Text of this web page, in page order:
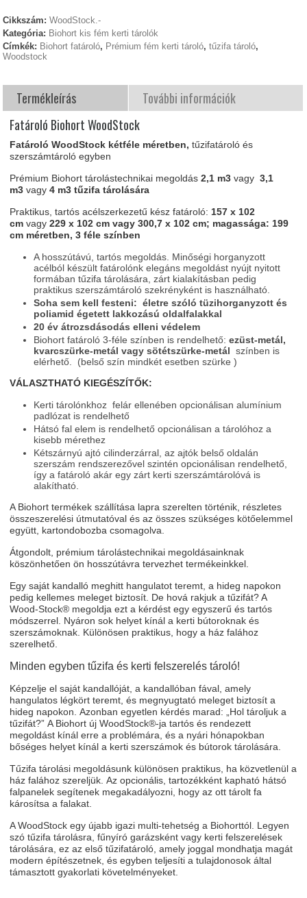
Cikkszám:WoodStock.-
Kategória: Biohort kis fém kerti tárolók
Címkék: Biohort fatároló, Prémium fém kerti tároló,tűzifa tároló,
Woodstock
Termékleírás
További információk
Fatároló Biohort WoodStock
Fatároló WoodStock kétféle méretben,tűzifatároló és
szerszámtároló egyben
Prémium Biohort tárolástechnikai megoldás2,1 m3 vagy3,1
m3vagy 4 m3 tűzifa tárolására
Praktikus, tartós acélszerkezetű kész fatároló: 157 x 102
cm vagy229 x 102 cm vagy 300,7 x 102 cm; magassága: 199
cm méretben, 3 féle színben
A hosszútávú, tartós megoldás. Minőségi horganyzott
acélból készült fatárolónk elegáns megoldást nyújt nyitott
formában tűzifa tárolására, zárt kialakításban pedig
praktikus szerszámtároló szekrényként is használható.
Soha sem kell festeni: életre szóló tüzihorganyzott és
poliamid égetett lakkozású oldalfalakkal
20 év átrozsdásodás elleni védelem
Biohort fatároló 3-féle színben is rendelhető: ezüst-metál,
kvarcszürke-metál vagy sötétszürke-metál színben is
elérhető. (belső szín mindkét esetben szürke )
VÁLASZTHATÓ KIEGÉSZÍTŐK:
Kerti tárolónkhoz felár ellenében opcionálisan alumínium
padlózat is rendelhető
Hátsó fal elem is rendelhető opcionálisan a tárolóhoz a
kisebb mérethez
Kétszárnyú ajtó cilinderzárral, az ajtók belső oldalán
szerszám rendszerezővel szintén opcionálisan rendelhető,
így a fatároló akár egy zárt kerti szerszámtárolóvá is
alakítható.
A Biohort termékek szállítása lapra szerelten történik, részletes
összeszerelési útmutatóval és az összes szükséges kötőelemmel
együtt, kartondobozba csomagolva.
Átgondolt, prémium tárolástechnikai megoldásainknak
köszönhetően ön hosszútávra tervezhet termékeinkkel.
Egy saját kandalló meghitt hangulatot teremt, a hideg napokon
pedig kellemes meleget biztosít. De hová rakjuk a tűzifát? A
Wood-Stock® megoldja ezt a kérdést egy egyszerű és tartós
módszerrel. Nyáron sok helyet kínál a kerti bútoroknak és
szerszámoknak. Különösen praktikus, hogy a ház falához
szerelhető.
Minden egyben tűzifa és kerti felszerelés tároló!
Képzelje el saját kandallóját, a kandallóban fával, amely
hangulatos légkört teremt, és megnyugtató meleget biztosít a
hideg napokon. Azonban egyetlen kérdés marad: „Hol tároljuk a
tűzifát?” A Biohort új WoodStock®-ja tartós és rendezett
megoldást kínál erre a problémára, és a nyári hónapokban
bőséges helyet kínál a kerti szerszámok és bútorok tárolására.
Tűzifa tárolási megoldásunk különösen praktikus, ha közvetlenül a
ház falához szereljük. Az opcionális, tartozékként kapható hátsó
falpanelek segítenek megakadályozni, hogy az ott tárolt fa
károsítsa a falakat.
A WoodStock egy újabb igazi multi-tehetség a Biohorttól. Legyen
szó tűzifa tárolásra, fűnyíró garázsként vagy kerti felszerelések
tárolására, ez az első tűzifatároló, amely joggal mondhatja magát
modern építészetnek, és egyben teljesíti a tulajdonosok által
támasztott gyakorlati követelményeket.